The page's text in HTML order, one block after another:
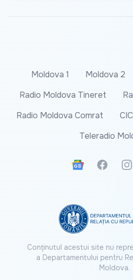
Moldova 1 Moldova 2
Radio Moldova Tineret
Radio Moldova Comrat
CIC
Teleradio
Google News
Facebook
Conținutul acestui site nu
a Departamentului pentru
Moldova.